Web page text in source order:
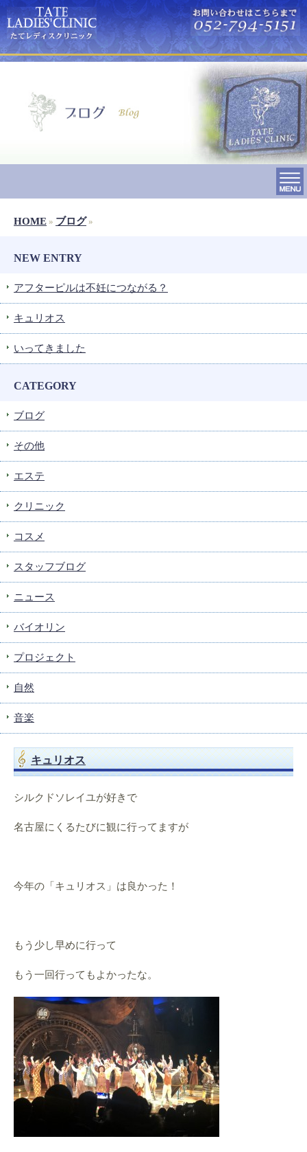
HOME » ブログ »
NEW ENTRY
アフターピルは不妊につながる？
キュリオス
いってきました
CATEGORY
ブログ
その他
エステ
クリニック
コスメ
スタッフブログ
ニュース
バイオリン
プロジェクト
自然
音楽
キュリオス
シルクドソレイユが好きで
名古屋にくるたびに観に行ってますが
今年の「キュリオス」は良かった！
もう少し早めに行って
もう一回行ってもよかったな。